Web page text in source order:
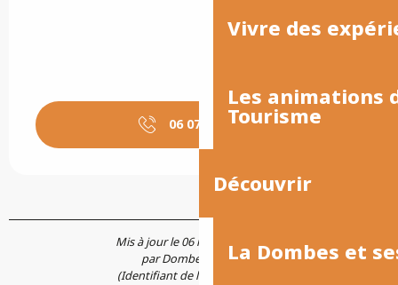
Vivre des
Les animations
Tourisme
Découvrir
La Dombes et
06 07 87 81▒▒
Mis à jour le 06 mai 2022 à 14:11
par Dombes Tourisme
(Identifiant de l'offre :